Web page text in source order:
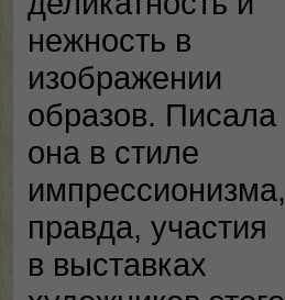
нежность в
изображении
образов. Писала
она в стиле
импрессионизма,
правда, участия
в выставках